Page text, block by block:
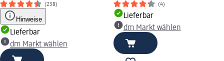
(238)
Hinweise
Lieferbar
dm Markt wählen
(4)
Lieferbar
dm Markt wählen